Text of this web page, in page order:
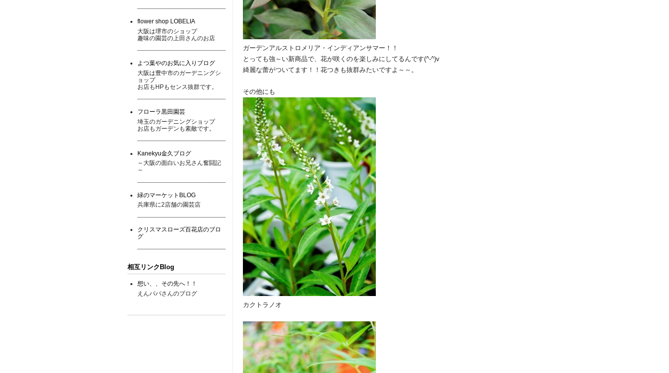
ガーデンアルストロメリア・インディアンサマー！！
とっても強～い新商品で、花が咲くのを楽しみにしてるんです(^-^)v
綺麗な蕾がついてます！！花つきも抜群みたいですよ～～。
その他にも
カクトラノオ
flower shop LOBELIA
大阪は堺市のショップ
趣味の園芸の上田さんのお店
よつ葉やのお気に入りブログ
大阪は豊中市のガーデニングシ
ョップ
お店もHPもセンス抜群です。
フローラ黒田園芸
埼玉のガーデニングショップ
お店もガーデンも素敵です。
Kanekyu金久ブログ
～大阪の面白いお兄さん奮闘記
～
緑のマーケットBLOG
兵庫県に2店舗の園芸店
クリスマスローズ百花店のブロ
グ
相互リンクBlog
想い、、その先へ！！
えんパパさんのブログ